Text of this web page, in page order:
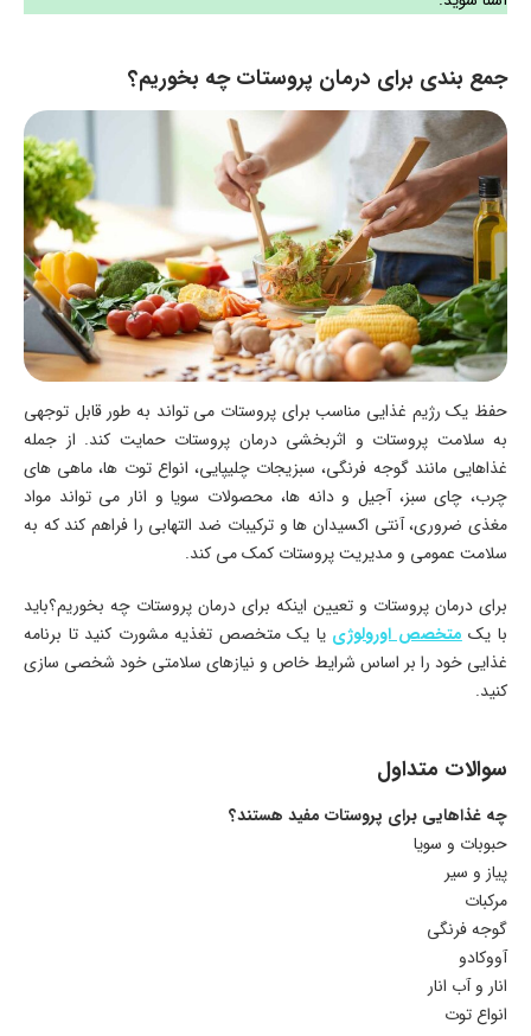
جمع بندی برای درمان پروستات چه بخوریم؟
حفظ یک رژیم غذایی مناسب برای پروستات می تواند به طور قابل توجهی
به سلامت پروستات و اثربخشی درمان پروستات حمایت کند. از جمله
غذاهایی مانند گوجه فرنگی، سبزیجات چلیپایی، انواع توت ها، ماهی های
چرب، چای سبز، آجیل و دانه ها، محصولات سویا و انار می تواند مواد
مغذی ضروری، آنتی اکسیدان ها و ترکیبات ضد التهابی را فراهم کند که به
سلامت عمومی و مدیریت پروستات کمک می کند.
برای درمان پروستات و تعیین اینکه برای درمان پروستات چه بخوریم؟باید
با یکمتخصص اورولوژی یا یک متخصص تغذیه مشورت کنید تا برنامه
غذایی خود را بر اساس شرایط خاص و نیازهای سلامتی خود شخصی سازی
کنید.
سوالات متداول
چه غذاهایی برای پروستات مفید هستند؟
حبوبات و سویا
پیاز و سیر
مرکبات
گوجه فرنگی
آووکادو
انار و آب انار
انواع توت